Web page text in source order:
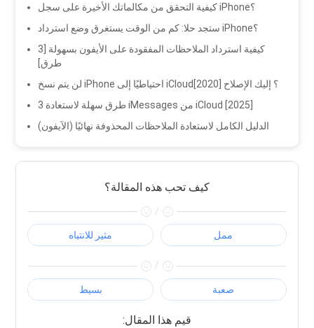
كيفية التحقق من مكالماتك الأخيرة على سجل iPhone؟
ستجد حلا: كم من الوقت يستغرق وضع استرداد iPhone؟
كيفية استرداد الملاحظات المفقودة على الأيفون بسهولة [3
طرق]
لن يتم نسخ iPhone احتياطيًا إلى iCloud؟ إليك الإصلاح [2020]
3 طرق سهلة لاستعادة iMessages من iCloud [2025]
الدليل الكامل لاستعادة الملاحظات المحذوفة نهائيًا (الآيفون)
كيف تحب هذه المقالة؟
/
مثير للانتباه ممل
/
بسيط صعبة
:قيم هذا المقال